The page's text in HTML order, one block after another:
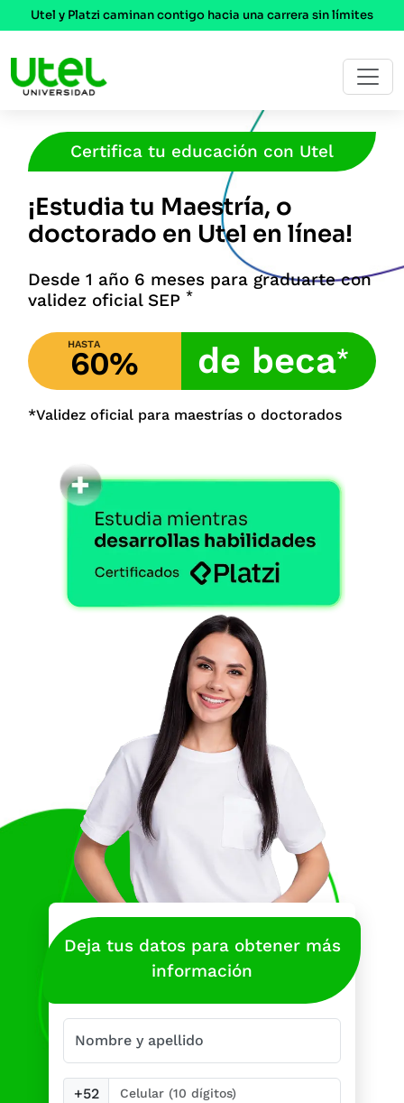
Utel y Platzi caminan contigo hacia una carrera sin límites
Certifica tu educación con Utel
¡Estudia tu Maestría, o
doctorado en Utel en línea!
Desde 1 año 6 meses para graduarte con
validez oficial SEP *
HASTA
60% de beca*
*Validez oficial para maestrías o doctorados
Deja tus datos para obtener más
información
Nombre y apellido
+52